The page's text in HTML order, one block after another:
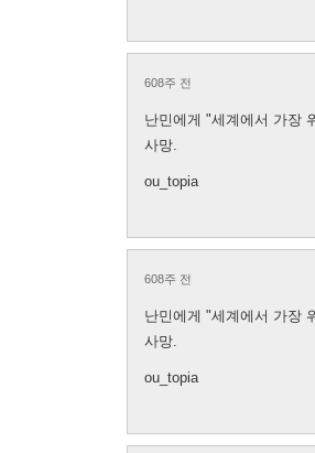
608주 전
난민에게 "세계에서 가장
사망.
ou_topia
608주 전
난민에게 "세계에서 가장
사망.
ou_topia